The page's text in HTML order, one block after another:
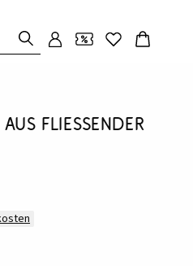
aus fließender